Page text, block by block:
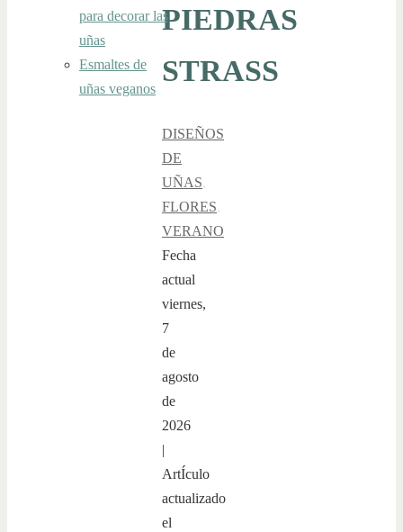
PIEDRAS
STRASS
DISEÑOS
DE
UÑAS,
FLORES,
VERANO
Fecha
actual
viernes,
7
de
agosto
de
2026
|
ArtÍculo
actualizado
el
para decorar las
uñas
Esmaltes de
uñas veganos